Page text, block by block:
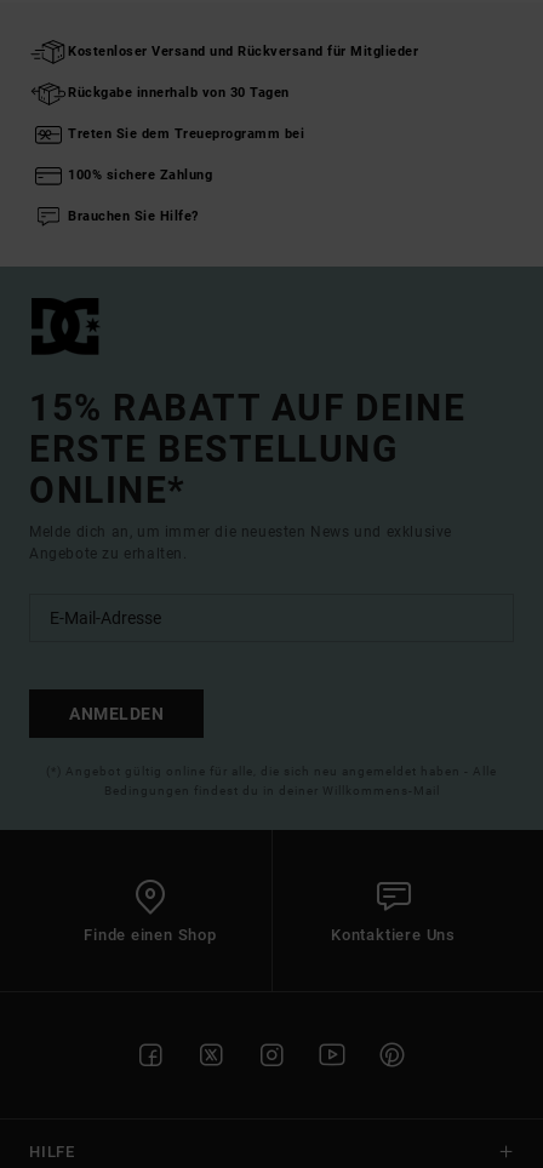
Kostenloser Versand und Rückversand für Mitglieder
Rückgabe innerhalb von 30 Tagen
Treten Sie dem Treueprogramm bei
100% sichere Zahlung
Brauchen Sie Hilfe?
15% RABATT AUF DEINE
ERSTE BESTELLUNG
ONLINE*
Melde dich an, um immer die neuesten News und exklusive
Angebote zu erhalten.
ANMELDEN
(*) Angebot gültig online für alle, die sich neu angemeldet haben - Alle
Bedingungen findest du in deiner Willkommens-Mail
Finde einen Shop Kontaktiere Uns
HILFE